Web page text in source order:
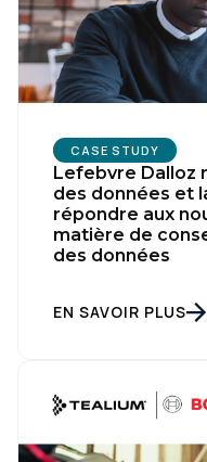
CASE STUDY
Lefebvre Dalloz
des données et
répondre aux
matière de
des données
EN SAVOIR PLUS